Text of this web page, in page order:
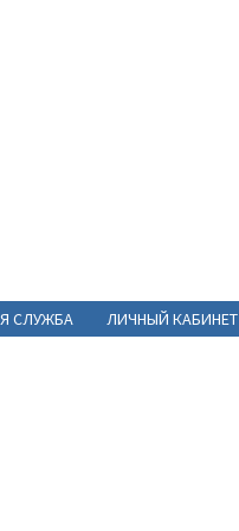
СЛУЖБА ЛИЧНЫЙ КАБИНЕТ